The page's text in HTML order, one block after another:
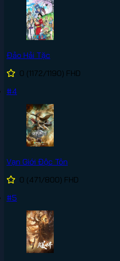
Đảo Hải Tặc
0 (1172/1190) FHD
#4
Vạn Giới Độc Tôn
0 (471/800) FHD
#5